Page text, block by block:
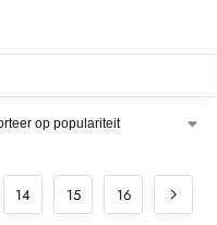
14 15 16